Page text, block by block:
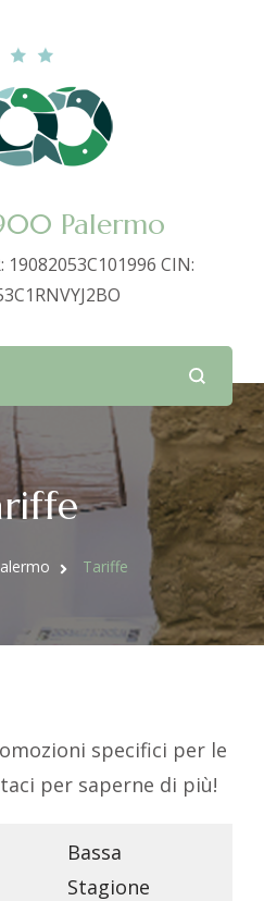
Palermo
19082053C101996 CIN:
Tariffe
specifici per le
per saperne di più!
Bassa
Stagione